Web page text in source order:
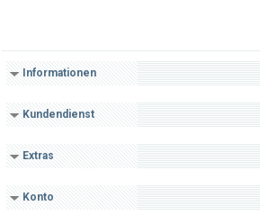
Informationen
Kundendienst
Extras
Konto